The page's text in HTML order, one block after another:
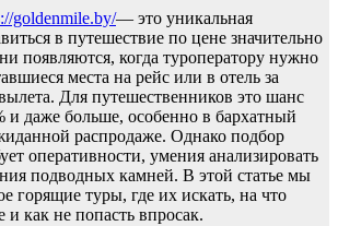
goldenmile.by/— это уникальная
в путешествие по цене значительно
появляются, когда туроператору нужно
места на рейс или в отель за
Для путешественников это шанс
и даже больше, особенно в бархатный
распродаже. Однако подбор
оперативности, умения анализировать
подводных камней. В этой статье мы
горящие туры, где их искать, на что
как не попасть впросак.